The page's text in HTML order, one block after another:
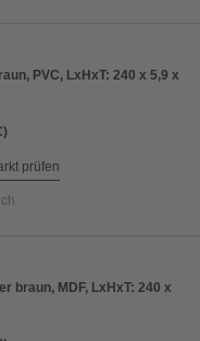
PVC, LxHxT: 240 x 5,9 x
prüfen
braun, MDF, LxHxT: 240 x